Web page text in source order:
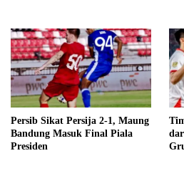
Persib Sikat Persija 2-1, Maung
Bandung Masuk Final Piala
Presiden